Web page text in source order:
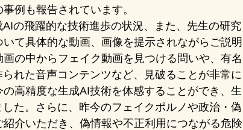
例も報告されています。
の飛躍的な技術進歩の状況、また、先生の研究
て具体的な動画、画像を提示されながらご説明
の中からフェイク動画を見つける問いや、有名
れた音声コンテンツなど、見破ることが非常に
高精度な生成AI技術を体感することができ、生
た。さらに、昨今のフェイクポルノや政治・偽
介いただき、偽情報や不正利用につながる危険